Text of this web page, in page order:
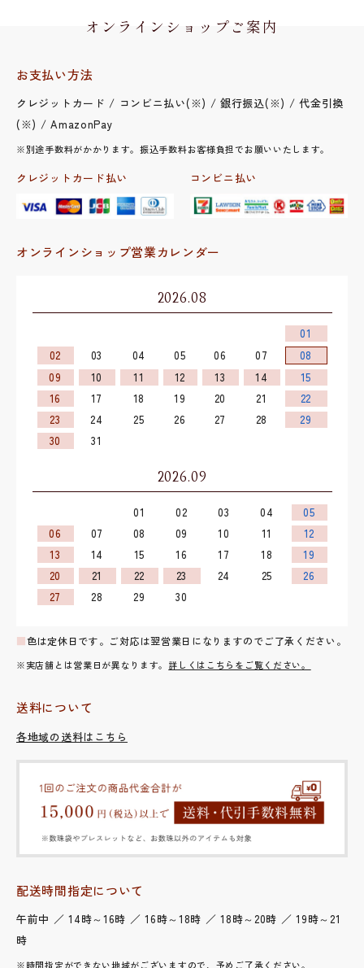
オンラインショップご案内
お支払い方法
クレジットカード / コンビニ払い(※) / 銀行振込(※) / 代金引換
(※) / AmazonPay
※別途手数料がかかります。振込手数料お客様負担でお願いいたします。
クレジットカード払い コンビニ払い
オンラインショップ営業カレンダー
2026.08
01
02
03 04 05 06 07
08
09
10 11 12 13 14
15
16
17 18 19 20 21
22
23
24 25 26 27 28
29
30
31
2026.09
01 02 03 04
05
06
07 08 09 10 11
12
13
14 15 16 17 18
19
20
21 22 23 24 25
26
27
28 29 30
■色は定休日です。ご対応は翌営業日になりますのでご了承ください。
※実店舗とは営業日が異なります。 詳しくはこちらをご覧ください。
送料について
各地域の送料はこちら
配送時間指定について
午前中 ／ 14時～16時 ／ 16時～18時 ／ 18時～20時 ／ 19時～21
時
※時間指定ができない地域がございますので、予めご了承ください。